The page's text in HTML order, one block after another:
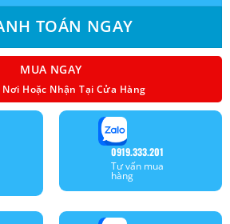
TOÁN NGAY
MUA NGAY
Nơi Hoặc Nhận Tại Cửa Hàng
0919.333.201
Tư vấn mua
hàng